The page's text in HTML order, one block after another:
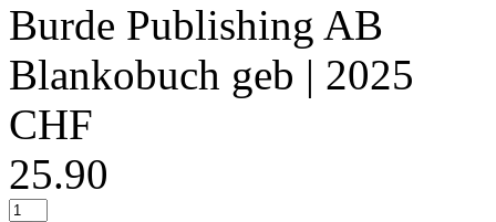
Burde Publishing AB
Blankobuch geb | 2025
CHF
25.90